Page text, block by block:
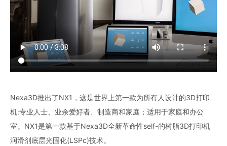
Nexa3D推出了NX1，这是世界上第一款为所有人设计的3D打印
机:专业人士、业余爱好者、制造商和家庭；适用于家庭和办公
室。NX1是第一款基于Nexa3D全新革命性self-的树脂3D打印机
润滑剂底层光固化(LSPc)技术。